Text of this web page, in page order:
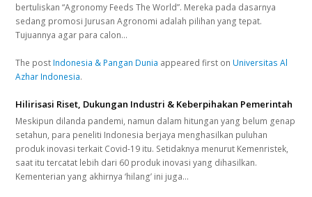
bertuliskan “Agronomy Feeds The World”. Mereka pada dasarnya
sedang promosi Jurusan Agronomi adalah pilihan yang tepat.
Tujuannya agar para calon…
The post Indonesia & Pangan Dunia appeared first on Universitas Al
Azhar Indonesia.
Hilirisasi Riset, Dukungan Industri & Keberpihakan Pemerintah
Meskipun dilanda pandemi, namun dalam hitungan yang belum genap
setahun, para peneliti Indonesia berjaya menghasilkan puluhan
produk inovasi terkait Covid-19 itu. Setidaknya menurut Kemenristek,
saat itu tercatat lebih dari 60 produk inovasi yang dihasilkan.
Kementerian yang akhirnya ‘hilang’ ini juga…